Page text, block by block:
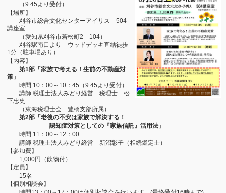
（9:45より受付）
【場所】
刈谷市総合文化センターアイリス 504
講座室
（愛知県刈谷市若松町2－104）
刈谷駅南口より ウッドデッキ直結徒歩
1分（駐車場あり）
【内容】
第1部「家族で考える！生前の不動産対
策」
時間 10：00～10：45（9:45より受付）
講師 税理士法人みどり経営 税理士 松
下忠史
（東海税理士会 豊橋支部所属）
第2部「老後の不安は家族で解決する！
認知症対策としての『家族信託』活用法」
時間 11：00～12：00
講師 税理士法人みどり経営 新沼彰子（相続鑑定士）
【参加費】
1,000円（飲物付）
【定員】
15名
【個別相談会】